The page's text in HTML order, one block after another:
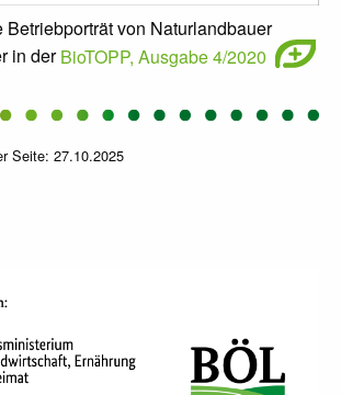
Betriebporträt von Naturlandbauer
in derBioTOPP, Ausgabe 4/2020
Seite: 27.10.2025